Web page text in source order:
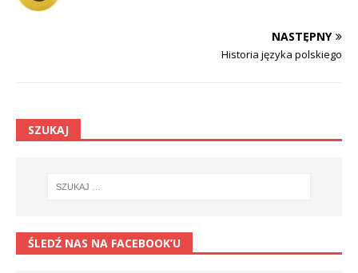
NASTĘPNY
Historia języka polskiego
SZUKAJ
ŚLEDŹ NAS NA FACEBOOK’U